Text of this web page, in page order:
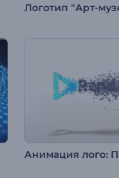
Логотип "Арт-